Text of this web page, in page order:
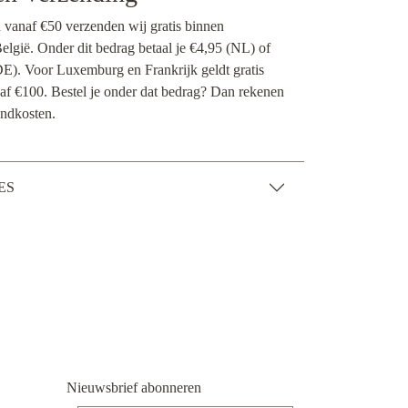
€50 verzenden wij gratis binnen
Onder dit bedrag betaal je €4,95 (NL) of
Voor Luxemburg en Frankrijk geldt gratis
€100. Bestel je onder dat bedrag? Dan rekenen
Nieuwsbrief abonneren